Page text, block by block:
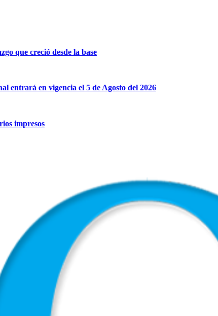
que creció desde la base
entrará en vigencia el 5 de Agosto del 2026
impresos